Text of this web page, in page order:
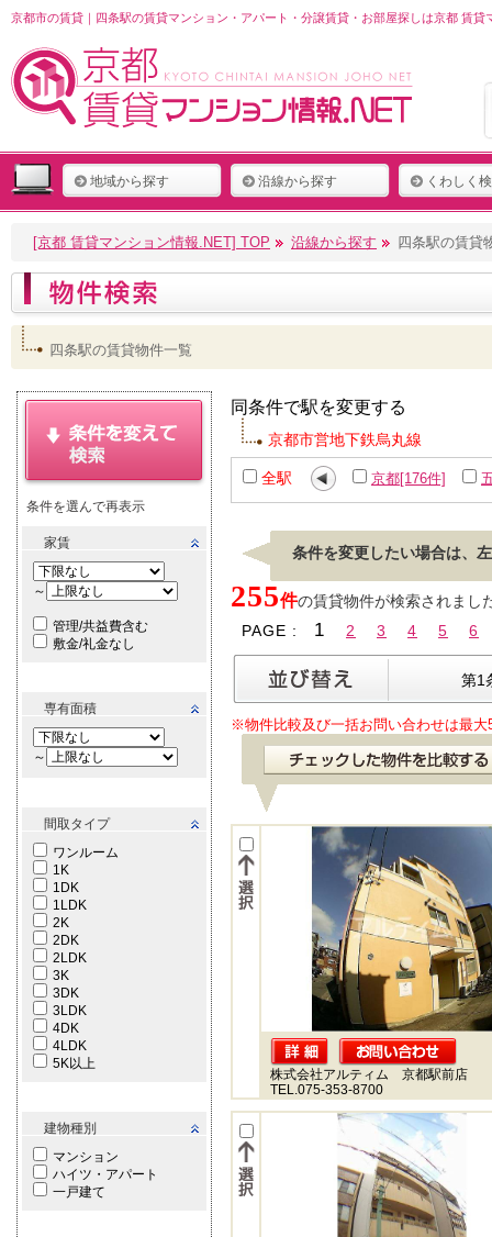
京都市の賃貸｜四条駅の賃貸マンション・アパート・分譲賃貸・お部屋探しは京都 賃貸
地域から探す 沿線から探す くわしく
[京都 賃貸マンション情報.NET] TOP 沿線から探す 四条駅の賃貸
四条駅の賃貸物件一覧
条件を選んで再表示
家賃
～
管理/共益費含む
敷金/礼金なし
専有面積
～
間取タイプ
ワンルーム
1K
1DK
1LDK
2K
2DK
2LDK
3K
3DK
3LDK
4DK
4LDK
5K以上
建物種別
マンション
ハイツ・アパート
一戸建て
同条件で駅を変更する
京都市営地下鉄烏丸線
全駅 京都[176件]
条件を変更したい場合は、
255件の賃貸物件が検索されまし
PAGE :
1 2 3 4 5 6
第1
※物件比較及び一括お問い合わせは最大
株式会社アルティム 京都駅前店
TEL.075-353-8700